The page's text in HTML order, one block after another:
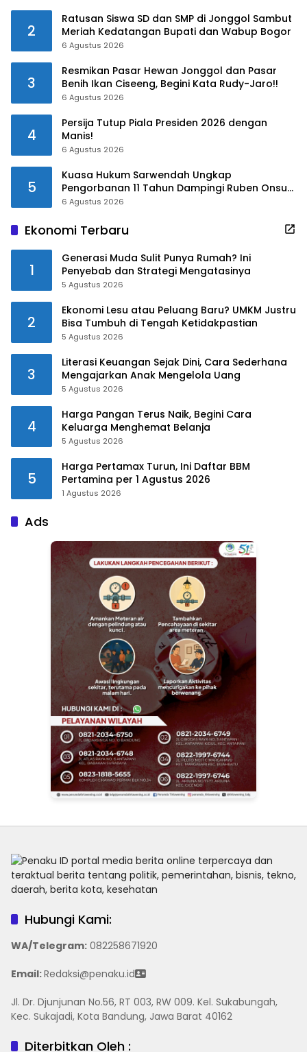
2
Ratusan Siswa SD dan SMP di Jonggol Sambut
Meriah Kedatangan Bupati dan Wabup Bogor
6 Agustus 2026
3
Resmikan Pasar Hewan Jonggol dan Pasar
Benih Ikan Ciseeng, Begini Kata Rudy-Jaro!!
6 Agustus 2026
4
Persija Tutup Piala Presiden 2026 dengan
Manis!
6 Agustus 2026
5
Kuasa Hukum Sarwendah Ungkap
Pengorbanan 11 Tahun Dampingi Ruben Onsu
Saat Sakit
6 Agustus 2026
Ekonomi Terbaru
1
Generasi Muda Sulit Punya Rumah? Ini
Penyebab dan Strategi Mengatasinya
5 Agustus 2026
2
Ekonomi Lesu atau Peluang Baru? UMKM Justru
Bisa Tumbuh di Tengah Ketidakpastian
5 Agustus 2026
3
Literasi Keuangan Sejak Dini, Cara Sederhana
Mengajarkan Anak Mengelola Uang
5 Agustus 2026
4
Harga Pangan Terus Naik, Begini Cara
Keluarga Menghemat Belanja
5 Agustus 2026
5
Harga Pertamax Turun, Ini Daftar BBM
Pertamina per 1 Agustus 2026
1 Agustus 2026
Ads
Hubungi Kami:
WA/Telegram: 082258671920
Email:Redaksi@penaku.id
Jl. Dr. Djunjunan No.56, RT 003, RW 009. Kel. Sukabungah,
Kec. Sukajadi, Kota Bandung, Jawa Barat 40162
Diterbitkan Oleh :